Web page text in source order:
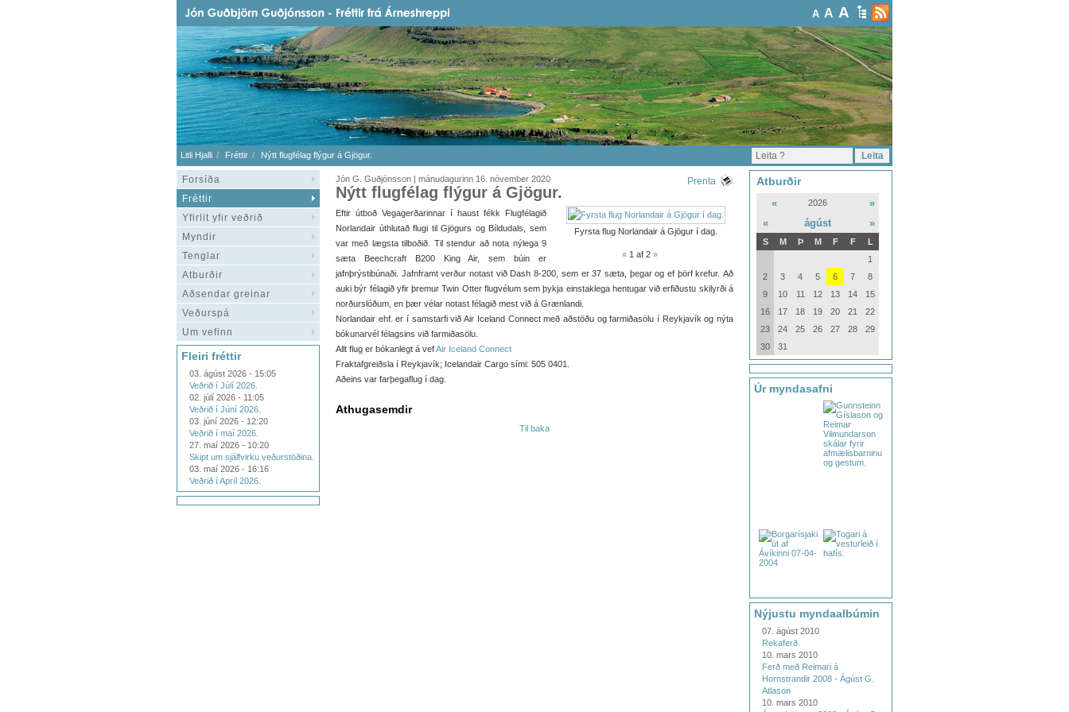
A A A
Litli Hjalli Fréttir Nýtt flugfélag flýgur á Gjögur.
Forsíða
Fréttir
Yfirlit yfir veðrið
Myndir
Tenglar
Atburðir
Aðsendar greinar
Veðurspá
Um vefinn
Fleiri fréttir
03. ágúst 2026 - 15:05
Veðrið í Júlí 2026.
02. júlí 2026 - 11:05
Veðrið í Júní 2026.
03. júní 2026 - 12:20
Veðrið í maí 2026.
27. maí 2026 - 10:20
Skipt um sjálfvirku veðurstöðina.
03. maí 2026 - 16:16
Veðrið í Apríl 2026.
Jón G. Guðjónsson | mánudagurinn 16. nóvember 2020 Prenta
Nýtt flugfélag flýgur á Gjögur.
Fyrsta flug Norlandair á Gjögur í dag.
« 1 af 2 »
Eftir útboð Vegagerðarinnar í haust fékk Flugfélagið
Norlandair úthlutað flugi til Gjögurs og Bíldudals, sem
var með lægsta tilboðið. Til stendur að nota nýlega 9
sæta Beechcraft B200 King Air, sem búin er
jafnþrýstibúnaði. Jafnframt verður notast við Dash 8-200, sem er 37 sæta, þegar og ef þörf krefur. Að
auki býr félagið yfir þremur Twin Otter flugvélum sem þykja einstaklega hentugar við erfiðustu skilyrði á
norðurslóðum, en þær vélar notast félagið mest við á Grænlandi.
Norlandair ehf. er í samstarfi við Air Iceland Connect með aðstöðu og farmiðasölu í Reykjavík og nýta
bókunarvél félagsins við farmiðasölu.
Allt flug er bókanlegt á vefAir Iceland Connect
Fraktafgreiðsla í Reykjavík; Icelandair Cargo sími: 505 0401.
Aðeins var farþegaflug í dag.
Athugasemdir
Til baka
Atburðir
« 2026
»
«
ágúst »
S M Þ M F F
L
1
2
3 4 5 6 7
8
9
10 11 12 13 14
15
16
17 18 19 20 21
22
23
24 25 26 27 28
29
30
31
Úr myndasafni
Nýjustu myndaalbúmin
07. ágúst 2010
Rekaferð.
10. mars 2010
Ferð með Reimari á
Hornstrandir 2008 - Ágúst G.
Atlason
10. mars 2010